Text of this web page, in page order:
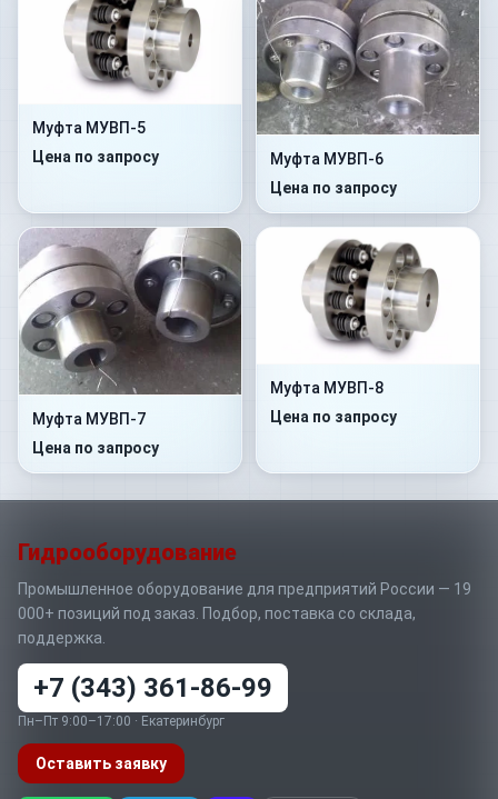
Муфта МУВП-5
Цена по запросу
Муфта МУВП-6
Цена по запросу
Муфта МУВП-7
Цена по запросу
Муфта МУВП-8
Цена по запросу
Гидрооборудование
Промышленное оборудование для предприятий России — 19
000+ позиций под заказ. Подбор, поставка со склада,
поддержка.
+7 (343) 361-86-99
Пн–Пт 9:00–17:00 · Екатеринбург
Оставить заявку